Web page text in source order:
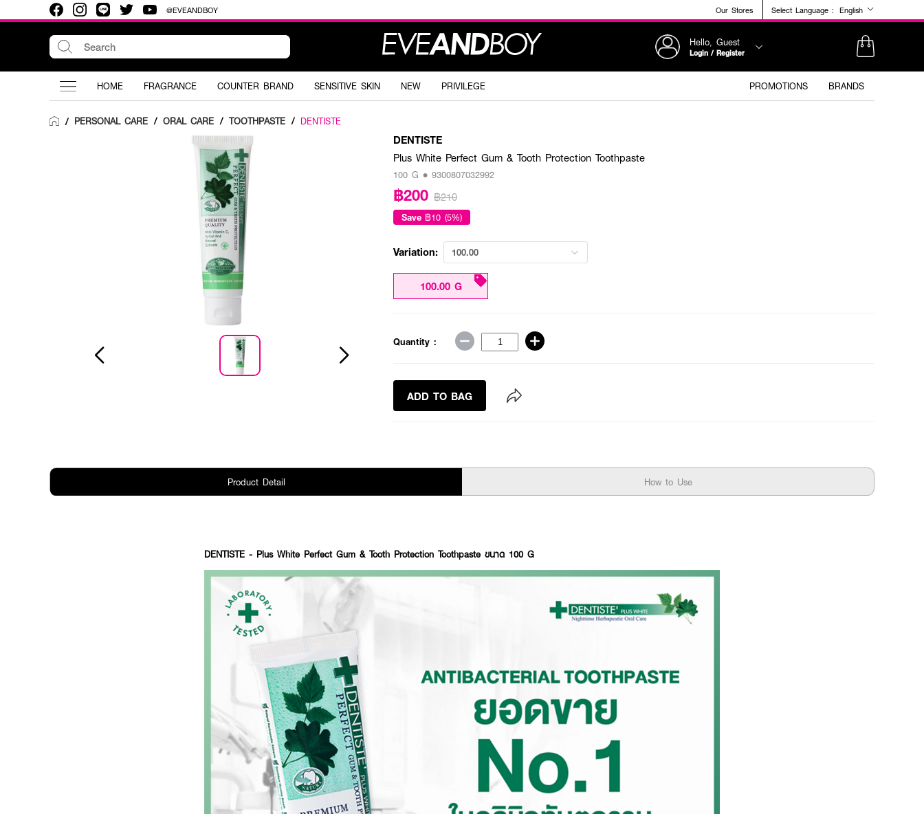
@EVEANDBOY Our Stores Select Language : English
Hello, Guest
Login / Register
HOME FRAGRANCE COUNTER BRAND SENSITIVE SKIN NEW PRIVILEGE PROMOTIONS BRANDS
/ PERSONAL CARE / ORAL CARE / TOOTHPASTE / DENTISTE
DENTISTE
Plus White Perfect Gum & Tooth Protection Toothpaste
100 G • 9300807032992
฿200 ฿210
Save ฿10 (5%)
Variation: 100.00
100.00 G
Quantity :
ADD TO BAG
Product Detail How to Use
DENTISTE - Plus White Perfect Gum & Tooth Protection Toothpaste ขนาด 100 G